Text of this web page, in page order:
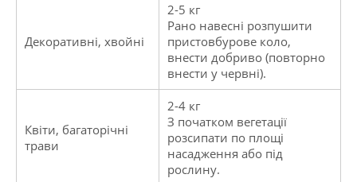
Декоративні, хвойні
2-5 кг
Рано навесні розпушити
пристовбурове коло,
внести добриво (повторно
внести у червні).
Квіти, багаторічні
трави
2-4 кг
З початком вегетації
розсипати по площі
насадження або під
рослину.